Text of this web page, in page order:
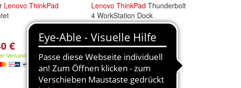
Lenovo ThinkPad
€
Versand
Lenovo ThinkPad Thunderbolt
4 WorkStation Dock
411,00 €
Kostenloser Versand